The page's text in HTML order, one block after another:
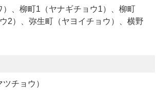
）、柳町1（ヤナギチョウ1）、柳町
2）、弥生町（ヤヨイチョウ）、横野
チョウ）